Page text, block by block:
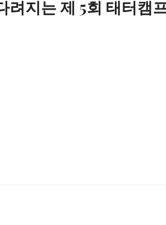
지는 제 5회 태터캠